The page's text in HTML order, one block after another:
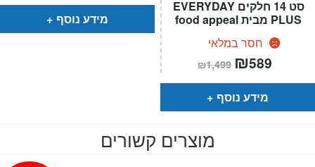
₪499.
מידע נוסף
סט 14 חלקים EVERYDAY
PLUS מבית food appeal
חסר במלאי
₪1,499 המחיר
המקורי
היה:
₪589
הוא:
מידע נוסף
מוצרים קשורים